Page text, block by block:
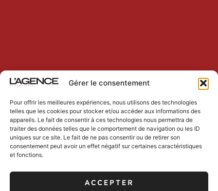
Gérer le consentement
Pour offrir les meilleures expériences, nous utilisons des technologies
telles que les cookies pour stocker et/ou accéder aux informations des
appareils. Le fait de consentir à ces technologies nous permettra de
traiter des données telles que le comportement de navigation ou les ID
uniques sur ce site. Le fait de ne pas consentir ou de retirer son
consentement peut avoir un effet négatif sur certaines caractéristiques
et fonctions.
ACCEPTER